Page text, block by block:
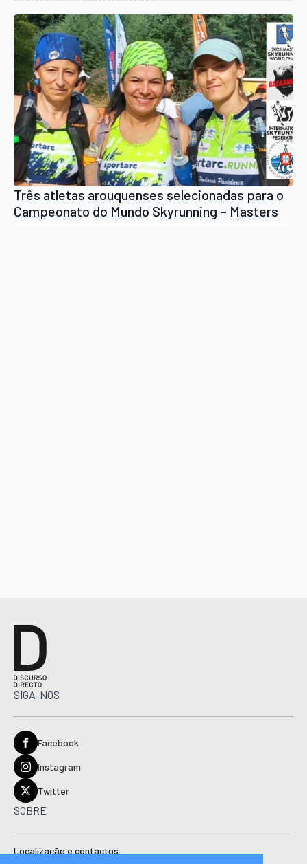
Três atletas arouquenses selecionadas para o
Campeonato do Mundo Skyrunning – Masters
SIGA-NOS
Facebook
Instagram
Twitter
SOBRE
Localização e contactos